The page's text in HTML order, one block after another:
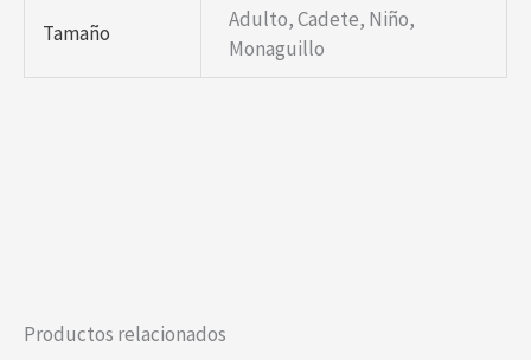
Tamaño
Adulto, Cadete, Niño,
Monaguillo
Productos relacionados